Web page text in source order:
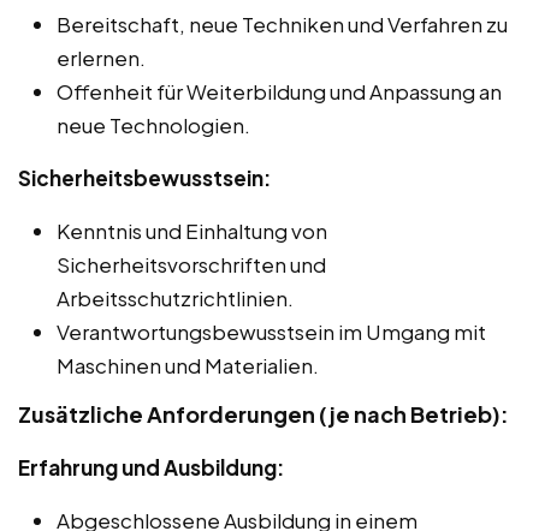
Bereitschaft, neue Techniken und Verfahren zu
erlernen.
Offenheit für Weiterbildung und Anpassung an
neue Technologien.
Sicherheitsbewusstsein:
Kenntnis und Einhaltung von
Sicherheitsvorschriften und
Arbeitsschutzrichtlinien.
Verantwortungsbewusstsein im Umgang mit
Maschinen und Materialien.
Zusätzliche Anforderungen (je nach Betrieb):
Erfahrung und Ausbildung:
Abgeschlossene Ausbildung in einem